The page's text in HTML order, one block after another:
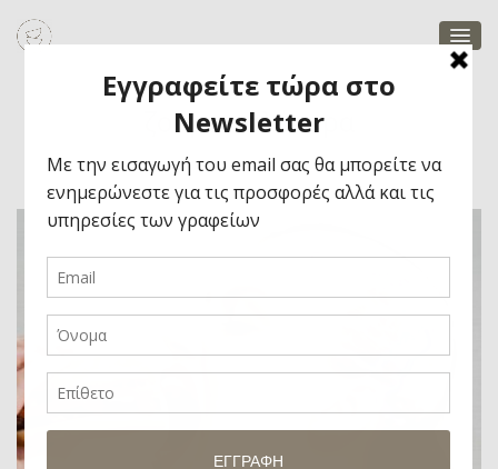
ζούμε καλύτερα